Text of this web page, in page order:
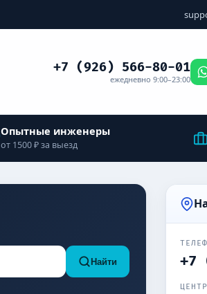
+7 (926) 566-80-01
ежедневно 9:00–23:00
Опытные инженеры
от 1500 ₽ за выезд
Найти +7